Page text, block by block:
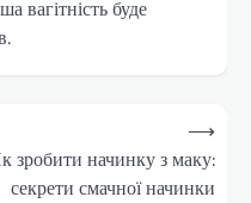
вагітність буде
зробити начинку з маку:
секрети смачної начинки
⟶